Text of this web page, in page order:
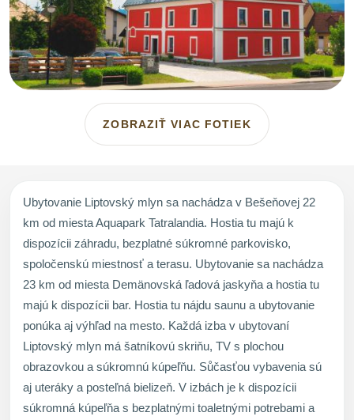
ZOBRAZIŤ VIAC FOTIEK
Ubytovanie Liptovský mlyn sa nachádza v Bešeňovej 22
km od miesta Aquapark Tatralandia. Hostia tu majú k
dispozícii záhradu, bezplatné súkromné parkovisko,
spoločenskú miestnosť a terasu. Ubytovanie sa nachádza
23 km od miesta Demänovská ľadová jaskyňa a hostia tu
majú k dispozícii bar. Hostia tu nájdu saunu a ubytovanie
ponúka aj výhľad na mesto. Každá izba v ubytovaní
Liptovský mlyn má šatníkovú skriňu, TV s plochou
obrazovkou a súkromnú kúpeľňu. Sůčasťou vybavenia sú
aj uteráky a posteľná bielizeň. V izbách je k dispozícii
súkromná kúpeľňa s bezplatnými toaletnými potrebami a